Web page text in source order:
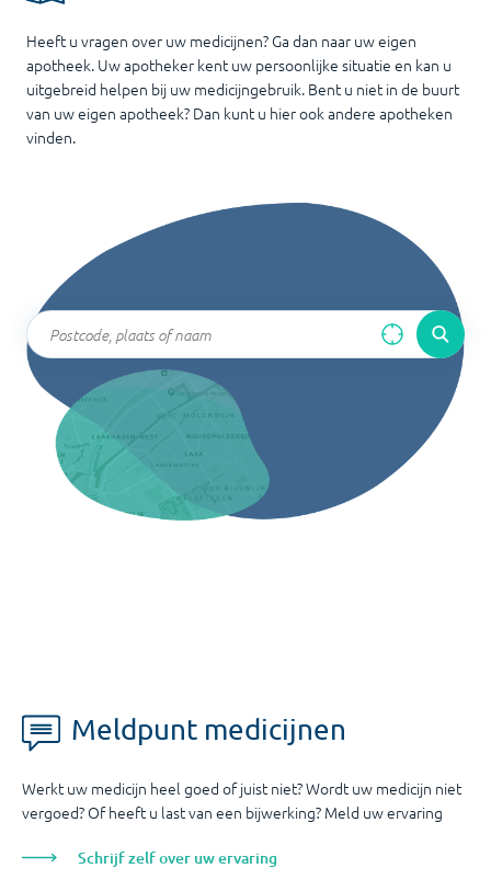
Heeft u vragen over uw medicijnen? Ga dan naar uw eigen
apotheek. Uw apotheker kent uw persoonlijke situatie en kan u
uitgebreid helpen bij uw medicijngebruik. Bent u niet in de buurt
van uw eigen apotheek? Dan kunt u hier ook andere apotheken
vinden.
Meldpunt medicijnen
Werkt uw medicijn heel goed of juist niet? Wordt uw medicijn niet
vergoed? Of heeft u last van een bijwerking? Meld uw ervaring
Schrijf zelf over uw ervaring